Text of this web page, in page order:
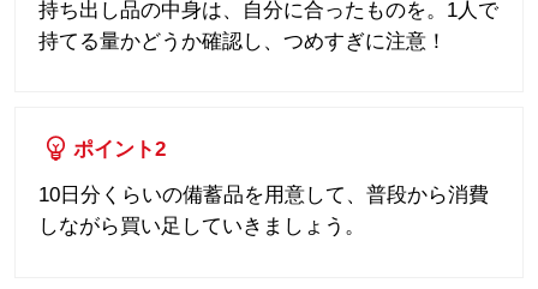
持ち出し品の中身は、自分に合ったものを。1人で
持てる量かどうか確認し、つめすぎに注意！
ポイント2
10日分くらいの備蓄品を用意して、普段から消費
しながら買い足していきましょう。